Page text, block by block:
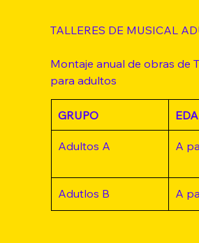
TALLERES DE MUSICAL
Montaje anual de obras de
para adultos
GRUPO
Adultos A A
Adutlos B A